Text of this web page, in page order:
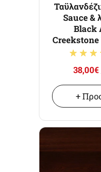
Sauce &
Black
Creekstone
38,00€
+